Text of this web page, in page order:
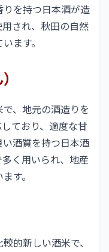
を持つ日本酒が造
され、秋田の自然
ます。
、地元の酒造りを
ており、適度な甘
酒質を持つ日本酒
く用いられ、地産
す。
的新しい酒米で、